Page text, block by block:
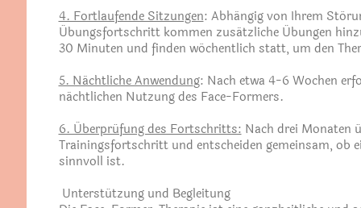
4. Fortlaufende Sitzungen: Abhängig von Ihrem
Übungsfortschritt kommen zusätzliche Übungen
30 Minuten und finden wöchentlich statt, um den
5. Nächtliche Anwendung: Nach etwa 4-6 Wochen
nächtlichen Nutzung des Face-Formers.
6. Überprüfung des Fortschritts:Nach drei Monaten
Trainingsfortschritt und entscheiden gemeinsam, ob
sinnvoll ist.
Unterstützung und Begleitung